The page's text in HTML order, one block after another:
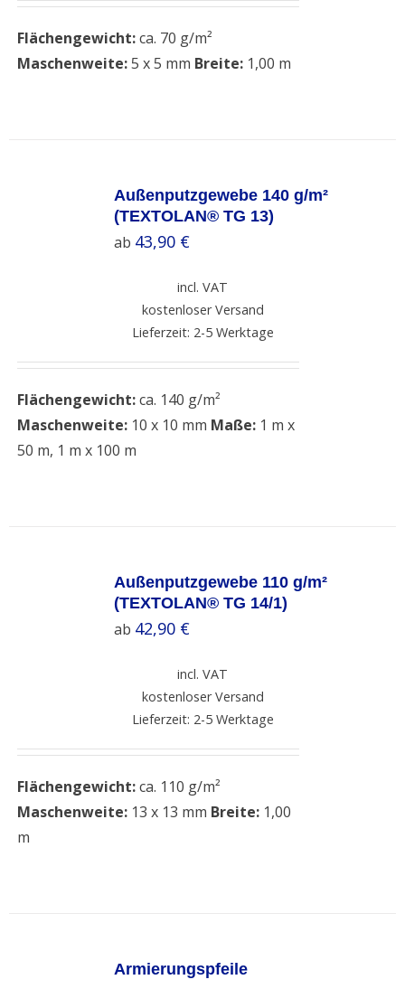
Flächengewicht:ca. 70 g/m²
Maschenweite:5 x 5 mm Breite:1,00 m
Außenputzgewebe 140 g/m²
(TEXTOLAN® TG 13)
ab 43,90 €
incl. VAT
kostenloser Versand
Lieferzeit: 2-5 Werktage
Flächengewicht:ca. 140 g/m²
Maschenweite:10 x 10 mm Maße:1 m x
50 m, 1 m x 100 m
Außenputzgewebe 110 g/m²
(TEXTOLAN® TG 14/1)
ab 42,90 €
incl. VAT
kostenloser Versand
Lieferzeit: 2-5 Werktage
Flächengewicht:ca. 110 g/m²
Maschenweite:13 x 13 mm Breite: 1,00
m
Armierungspfeile